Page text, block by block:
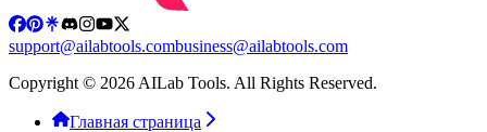
support@ailabtools.combusiness@ailabtools.com
Copyright © 2026 AILab Tools. All Rights Reserved.
Главная страница